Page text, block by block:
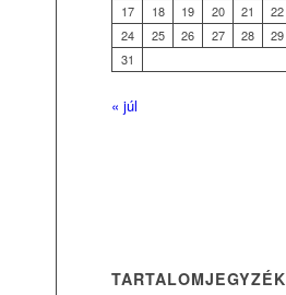
17
18 19 20 21 22
24
25 26 27 28 29
31
« júl
TARTALOMJEGYZÉK